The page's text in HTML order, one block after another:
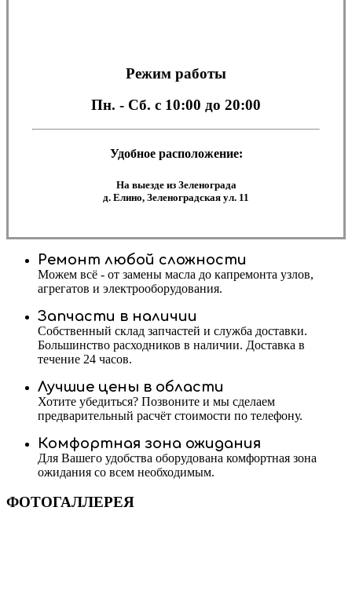
Режим работы
Пн. - Сб. с 10:00 до 20:00
Удобное расположение:
На выезде из Зеленограда
д. Елино, Зеленоградская ул. 11
Ремонт любой сложности
Можем всё - от замены масла до капремонта узлов,
агрегатов и электрооборудования.
Запчасти в наличии
Собственный склад запчастей и служба доставки.
Большинство расходников в наличии. Доставка в
течение 24 часов.
Лучшие цены в области
Хотите убедиться? Позвоните и мы сделаем
предварительный расчёт стоимости по телефону.
Комфортная зона ожидания
Для Вашего удобства оборудована комфортная зона
ожидания со всем необходимым.
ФОТОГАЛЛЕРЕЯ